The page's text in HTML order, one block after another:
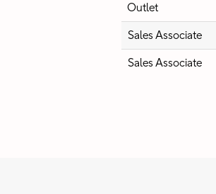
Outlet
Sales Associate
Sales Associate